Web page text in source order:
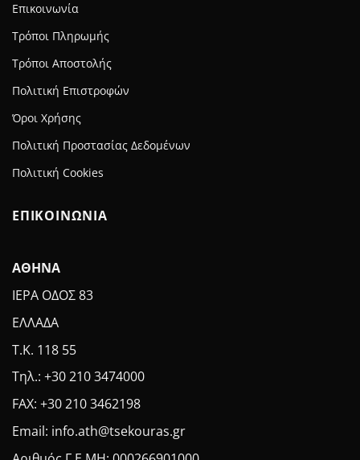
Επικοινωνία
Τρόποι Πληρωμής
Τρόποι Αποστολής
Πολιτική Επιστροφών
Όροι Χρήσης
Πολιτική Προστασίας Δεδομένων
Πολιτική Cookies
ΕΠΙΚΟΙΝΩΝΙΑ
ΑΘΗΝΑ
ΙΕΡΑ ΟΔΟΣ 83
ΕΛΛΑΔΑ
Τ.Κ. 118 55
Τηλ.: +30 210 3474000
FAX: +30 210 3462198
Email: info.ath@tsekouras.gr